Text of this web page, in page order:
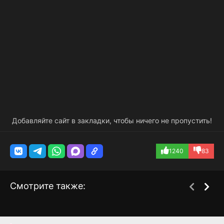
Добавляйте сайт в закладки, чтобы ничего не пропустить!
1240 83
Смотрите также: